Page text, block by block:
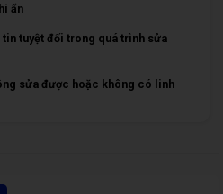
ẩn
tuyệt đối trong quá trình sửa
sửa được hoặc không có linh